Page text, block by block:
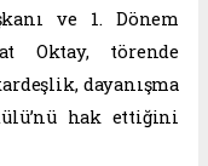
ve 1. Dönem
Oktay, törende
dayanışma
hak ettiğini